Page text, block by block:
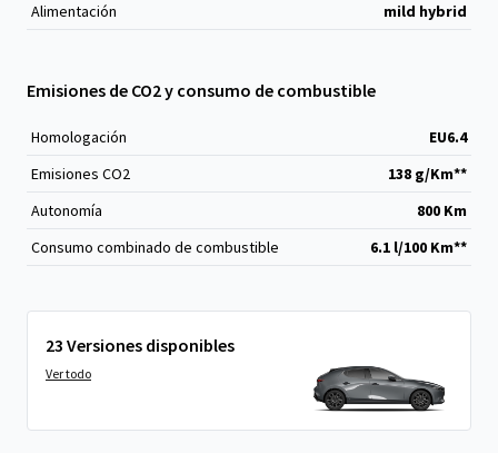
Alimentación
mild hybrid
Emisiones de CO2 y consumo de combustible
Homologación
EU6.4
Emisiones CO2
138 g/Km**
Autonomía
800 Km
Consumo combinado de combustible
6.1 l/100 Km**
23 Versiones disponibles
Ver todo